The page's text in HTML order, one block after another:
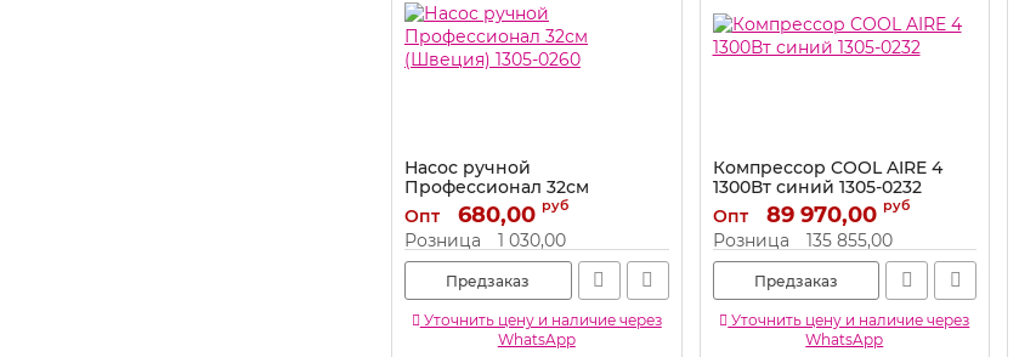
Насос ручной
Профессионал 32см
(Швеция) 1305-0260
Артикул: 1305-0260
Опт 680,00 руб
Розница 1 030,00
Предзаказ
Уточнить цену и наличие через
WhatsApp
Компрессор COOL AIRE 4
1300Вт синий 1305-0232
Артикул: 1305-0232
Опт 89 970,00 руб
Розница 135 855,00
Предзаказ
Уточнить цену и наличие через
WhatsApp